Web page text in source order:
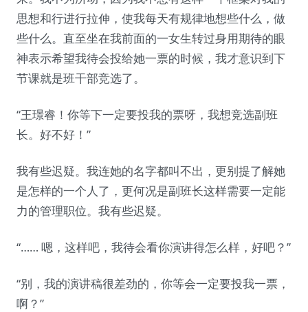
思想和行进行拉伸，使我每天有规律地想些什么，做
些什么。直至坐在我前面的一女生转过身用期待的眼
神表示希望我待会投给她一票的时候，我才意识到下
节课就是班干部竞选了。
“王璟睿！你等下一定要投我的票呀，我想竞选副班
长。好不好！”
我有些迟疑。我连她的名字都叫不出，更别提了解她
是怎样的一个人了，更何况是副班长这样需要一定能
力的管理职位。我有些迟疑。
“…… 嗯，这样吧，我待会看你演讲得怎么样，好吧？”
“别，我的演讲稿很差劲的，你等会一定要投我一票，
啊？”